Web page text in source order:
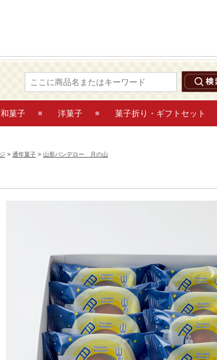
和菓子 洋菓子 菓子折り・ギフトセット
> 通年菓子 > 山形パンデロー 月の山